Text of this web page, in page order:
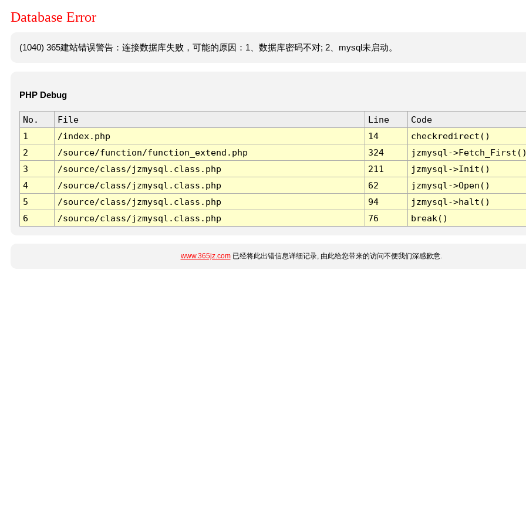
Database Error
(1040) 365建站错误警告：连接数据库失败，可能的原因：1、数据库密码不对; 2、mysql未启动。
PHP Debug
No. File Line
Code
1
/index.php 14
checkredirect()
2
/source/function/function_extend.php 324
jzmysql-
3
/source/class/jzmysql.class.php 211
jzmysql->Init()
4
/source/class/jzmysql.class.php 62
jzmysql->Open()
5
/source/class/jzmysql.class.php 94
jzmysql->halt()
6
/source/class/jzmysql.class.php 76 break()
www.365jz.com已经将此出错信息详细记录, 由此给您带来的访问不便我们深感歉意.